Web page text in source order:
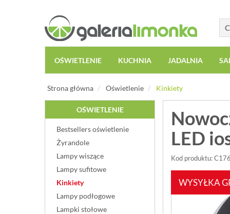
OŚWIETLENIE KUCHNIA JADALNIA
Strona główna Oświetlenie Kinkiety
OŚWIETLENIE
Bestsellers oświetlenie
Żyrandole
Lampy wiszące
Lampy sufitowe
Kinkiety
Lampy podłogowe
Lampki stołowe
LED
Kod produktu:
WYSYŁKA